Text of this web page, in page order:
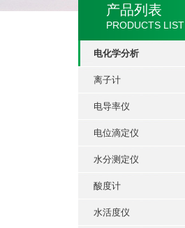
产品列表
PRODUCTS LIST
电化学分析
离子计
电导率仪
电位滴定仪
水分测定仪
酸度计
水活度仪